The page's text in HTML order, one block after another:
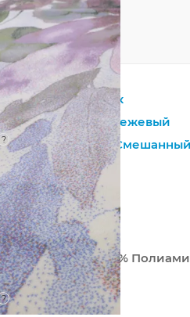
Прямоугольник
Фиолетовый ,Бежевый
? Натуральный,
Шерсть
Современный
Цветы
Монголия
80% Шерсть 20%
Машинный
?
Средний